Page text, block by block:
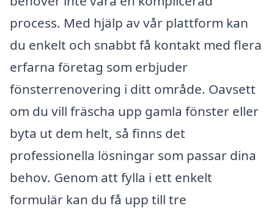
process. Med hjälp av vår plattform kan
du enkelt och snabbt få kontakt med flera
erfarna företag som erbjuder
fönsterrenovering i ditt område. Oavsett
om du vill fräscha upp gamla fönster eller
byta ut dem helt, så finns det
professionella lösningar som passar dina
behov. Genom att fylla i ett enkelt
formulär kan du få upp till tre